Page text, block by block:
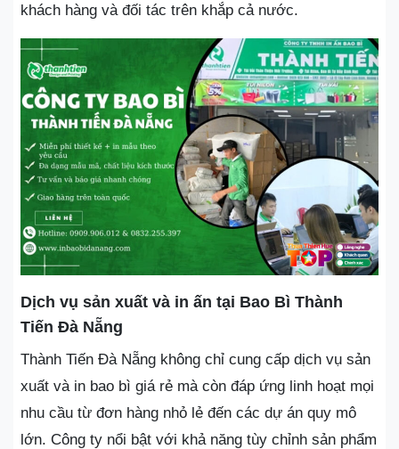
khách hàng và đối tác trên khắp cả nước.
Dịch vụ sản xuất và in ấn tại Bao Bì Thành
Tiến Đà Nẵng
Thành Tiến Đà Nẵng không chỉ cung cấp dịch vụ sản
xuất và in bao bì giá rẻ mà còn đáp ứng linh hoạt mọi
nhu cầu từ đơn hàng nhỏ lẻ đến các dự án quy mô
lớn. Công ty nổi bật với khả năng tùy chỉnh sản phẩm